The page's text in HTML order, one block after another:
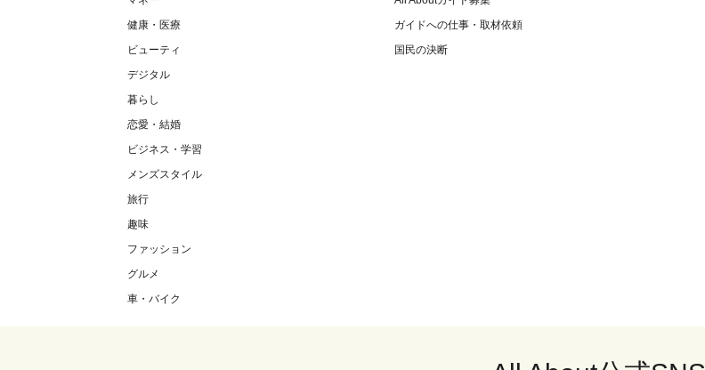
健康・医療
ビューティ
デジタル
暮らし
恋愛・結婚
ビジネス・学習
メンズスタイル
旅行
趣味
ファッション
グルメ
車・バイク
ガイドへの仕事・取材依頼
国民の決断